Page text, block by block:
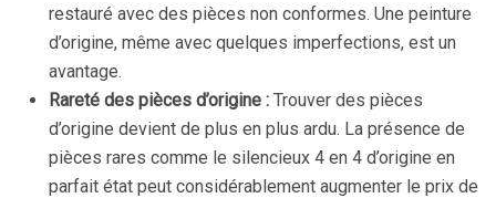
restauré avec des pièces non conformes. Une peinture
d’origine, même avec quelques imperfections, est un
avantage.
Rareté des pièces d’origine : Trouver des pièces
d’origine devient de plus en plus ardu. La présence de
pièces rares comme le silencieux 4 en 4 d’origine en
parfait état peut considérablement augmenter le prix de